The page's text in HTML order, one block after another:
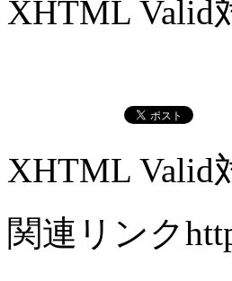
XHTML Valid
XHTML Valid
関連リンク